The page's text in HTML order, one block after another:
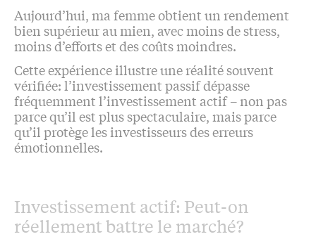
Aujourd’hui, ma femme obtient un rendement
bien supérieur au mien, avec moins de stress,
moins d’efforts et des coûts moindres.
Cette expérience illustre une réalité souvent
vérifiée: l’investissement passif dépasse
fréquemment l’investissement actif – non pas
parce qu’il est plus spectaculaire, mais parce
qu’il protège les investisseurs des erreurs
émotionnelles.
Investissement actif: Peut-on
réellement battre le marché?